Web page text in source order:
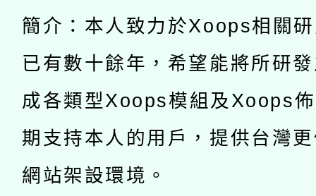
pilot」
有關大陸委員會函釋公
薪期間赴陸應申請許可
轉知經濟部水利署委託
業技術研究院辦理「
用水績優單位及節水達
動」
115年8月22日(星期六
桃園市孔廟祈福系列
開 智慧啟航」
2026年桃園地景藝術
簡介：本人致力於Xoops相關
已有數十餘年，希望能將所研
成各類型Xoops模組及Xoops
期支持本人的用戶，提供台灣
網站架設環境。